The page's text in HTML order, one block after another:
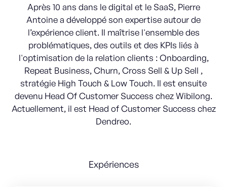
Après 10 ans dans le digital et le SaaS, Pierre
Antoine a développé son expertise autour de
l’expérience client. Il maîtrise l'ensemble des
problématiques, des outils et des KPIs liés à
l'optimisation de la relation clients : Onboarding,
Repeat Business, Churn, Cross Sell & Up Sell ,
stratégie High Touch & Low Touch. Il est ensuite
devenu Head Of Customer Success chez Wibilong.
Actuellement, il est Head of Customer Success chez
Dendreo.
Expériences